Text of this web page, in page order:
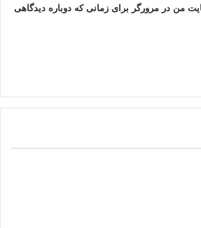
من در مرورگر برای زمانی که دوباره دیدگاهی